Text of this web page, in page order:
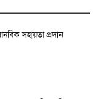
সহায়তা প্রদান